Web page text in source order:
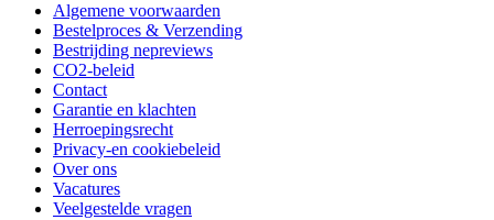
Algemene voorwaarden
Bestelproces & Verzending
Bestrijding nepreviews
CO2-beleid
Contact
Garantie en klachten
Herroepingsrecht
Privacy-en cookiebeleid
Over ons
Vacatures
Veelgestelde vragen